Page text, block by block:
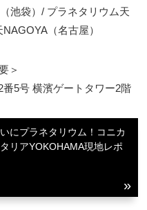
池袋）/ プラネタリウム天
（名古屋）
＞
5号 横濱ゲートタワー2階
にプラネタリウム！コニカ
リアYOKOHAMA現地レポ